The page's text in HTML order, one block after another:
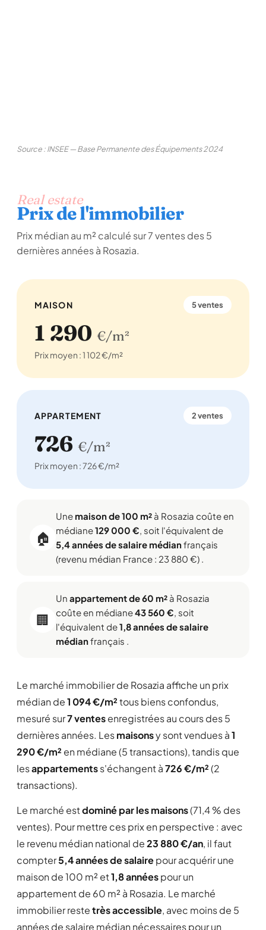
Source : INSEE — Base Permanente des Équipements 2024
Real estate
Prix de l'immobilier
Prix médian au m² calculé sur 7 ventes des 5
dernières années à Rosazia.
MAISON 5 ventes
1 290 €/m²
Prix moyen : 1 102 €/m²
APPARTEMENT 2 ventes
726 €/m²
Prix moyen : 726 €/m²
🏠
Une maison de 100 m² à Rosazia coûte en
médiane129 000 €, soit l'équivalent de
5,4 années de salaire médianfrançais
(revenu médian France : 23 880 €) .
🏢
Un appartement de 60 m² à Rosazia
coûte en médiane43 560 €, soit
l'équivalent de1,8 années de salaire
médianfrançais .
Le marché immobilier de Rosazia affiche un prix
médian de1 094 €/m²tous biens confondus,
mesuré sur7 ventesenregistrées au cours des 5
dernières années. Lesmaisonsy sont vendues à1
290 €/m² en médiane (5 transactions), tandis que
lesappartementss'échangent à726 €/m²(2
transactions).
Le marché estdominé par les maisons(71,4 % des
ventes). Pour mettre ces prix en perspective : avec
le revenu médian national de23 880 €/an, il faut
compter5,4 années de salairepour acquérir une
maison de 100 m² et1,8 annéespour un
appartement de 60 m² à Rosazia. Le marché
immobilier restetrès accessible, avec moins de 5
années de salaire médian nécessaires pour un